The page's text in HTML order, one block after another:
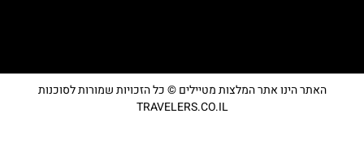
האתר הינו אתר המלצות מטיילים © כל הזכויות שמורות לסוכנות
TRAVELERS.CO.IL